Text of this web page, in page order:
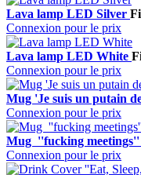
Lava lamp LED Silver
Connexion pour le prix
Lava lamp LED White
Connexion pour le prix
Mug 'Je suis un putain
Connexion pour le prix
Mug ''fucking meetings''
Connexion pour le prix